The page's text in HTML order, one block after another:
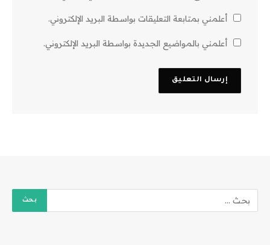
أعلمني بمتابعة التعليقات بواسطة البريد الإلكتروني.
أعلمني بالمواضيع الجديدة بواسطة البريد الإلكتروني.